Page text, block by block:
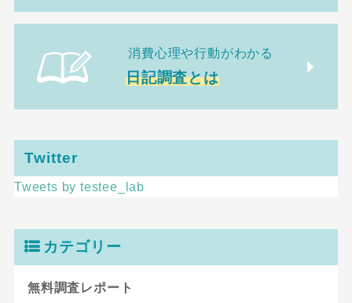
消費心理や行動がわかる
日記調査とは
Twitter
Tweets by testee_lab
カテゴリー
無料調査レポート